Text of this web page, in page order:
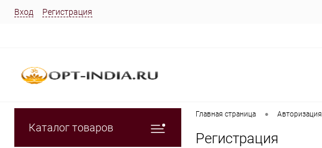
Вход Регистрация
Каталог товаров
Главная страница • Авторизация
Регистрация